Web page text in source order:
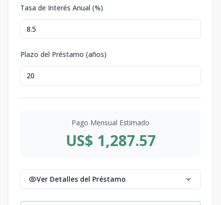
Tasa de Interés Anual (%)
Plazo del Préstamo (años)
Pago Mensual Estimado
US$ 1,287.57
Ver Detalles del Préstamo